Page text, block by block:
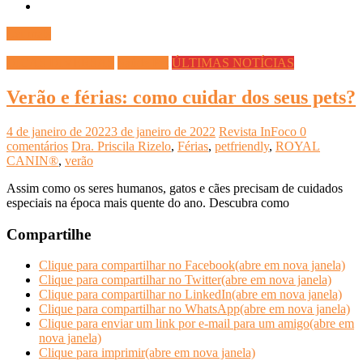
ÚLTIMAS NOTÍCIAS
Verão e férias: como cuidar dos seus pets?
4 de janeiro de 20223 de janeiro de 2022 Revista InFoco 0
comentários Dra. Priscila Rizelo, Férias, petfriendly, ROYAL
CANIN®, verão
Assim como os seres humanos, gatos e cães precisam de cuidados
especiais na época mais quente do ano. Descubra como
Compartilhe
Clique para compartilhar no Facebook(abre em nova janela)
Clique para compartilhar no Twitter(abre em nova janela)
Clique para compartilhar no LinkedIn(abre em nova janela)
Clique para compartilhar no WhatsApp(abre em nova janela)
Clique para enviar um link por e-mail para um amigo(abre em
nova janela)
Clique para imprimir(abre em nova janela)